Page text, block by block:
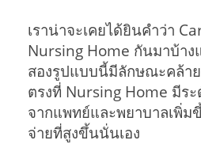
เราน่าจะเคยได้ยินคำว่า
Nursing Home กันมาบ้าง
สองรูปแบบนี้มีลักษณะคล้า
ตรงที่ Nursing Home มีร
จากแพทย์และพยาบาลเพิ่ม
จ่ายที่สูงขึ้นนั่นเอง